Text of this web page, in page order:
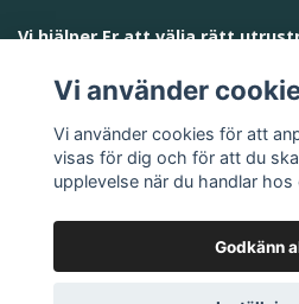
Vi hjälper Er att välja rätt
Vi använder
Vi använder cookies för att
visas för dig och för att du
upplevelse när du handlar hos
Godkänn